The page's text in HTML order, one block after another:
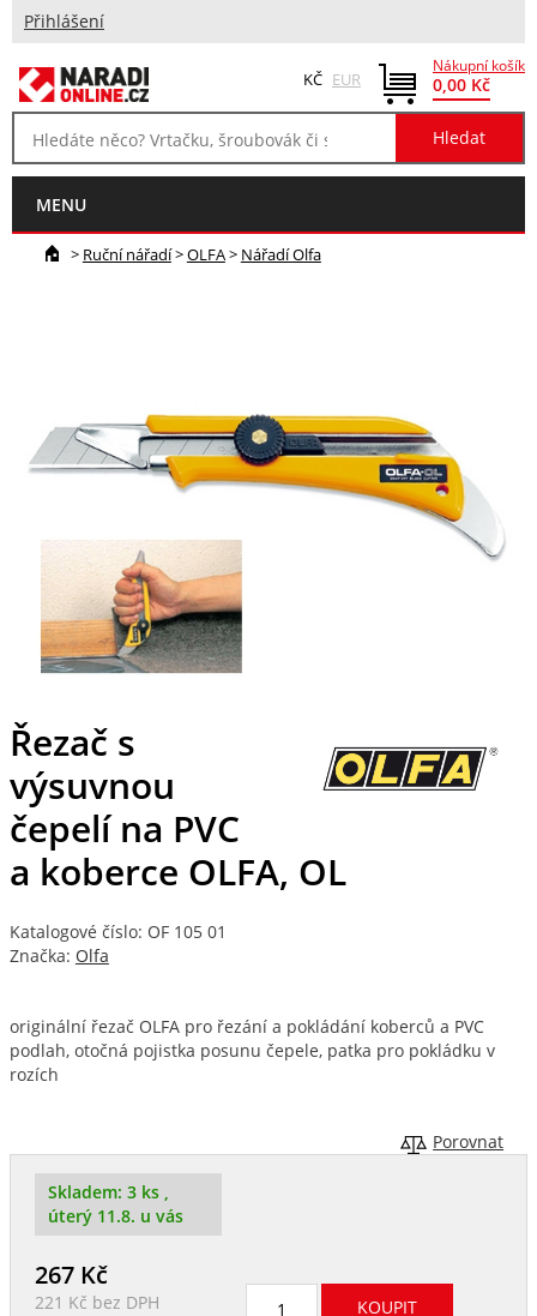
Přihlášení
Nákupní košík
0,00 Kč
KČ EUR
MENU
> Ruční nářadí>OLFA> Nářadí Olfa
Řezač s
výsuvnou
čepelí na PVC
a koberce OLFA, OL
Katalogové číslo: OF 105 01
Značka: Olfa
originální řezač OLFA pro řezání a pokládání koberců a PVC
podlah, otočná pojistka posunu čepele, patka pro pokládku v
rozích
Porovnat
Skladem: 3 ks ,
úterý 11.8. u vás
267Kč
221 Kč bez DPH